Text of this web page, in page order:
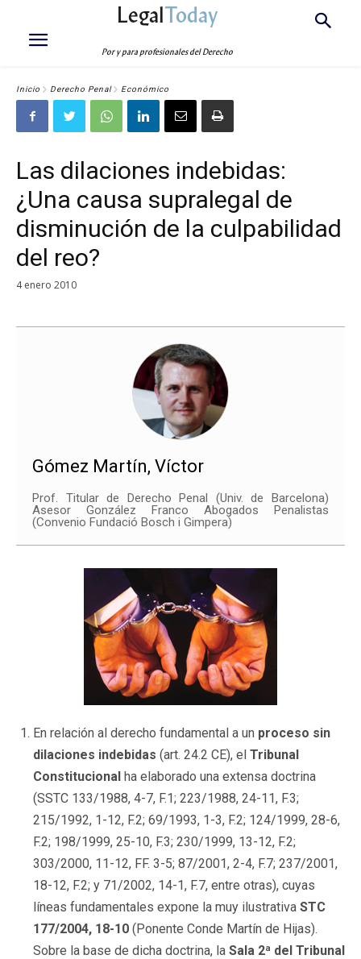
LegalToday
Por y para profesionales del Derecho
Inicio Derecho Penal Económico
Las dilaciones indebidas:
¿Una causa supralegal de
disminución de la culpabilidad
del reo?
4 enero 2010
Gómez Martín, Víctor
Prof. Titular de Derecho Penal (Univ. de Barcelona)
Asesor González Franco Abogados Penalistas
(Convenio Fundació Bosch i Gimpera)
En relación al derecho fundamental a un proceso sin
dilaciones indebidas (art. 24.2 CE), el Tribunal
Constitucional ha elaborado una extensa doctrina
(SSTC 133/1988, 4-7, F.1; 223/1988, 24-11, F.3;
215/1992, 1-12, F.2; 69/1993, 1-3, F.2; 124/1999, 28-6,
F.2; 198/1999, 25-10, F.3; 230/1999, 13-12, F.2;
303/2000, 11-12, FF. 3-5; 87/2001, 2-4, F.7; 237/2001,
18-12, F.2; y 71/2002, 14-1, F.7, entre otras), cuyas
líneas fundamentales expone la muy ilustrativa STC
177/2004, 18-10 (Ponente Conde Martín de Hijas).
Sobre la base de dicha doctrina, la Sala 2ª del Tribunal